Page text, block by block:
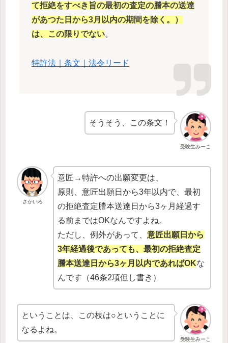
て拒絶をすべき旨の最初の査定の謄本の送達
があつた日から3月以内の期間を除く。）
は、この限りでない。
特許法｜条文｜法令リード
受験生みーこ
そうそう、この条文！
さかいろ
意匠→特許への出願変更は、
原則、意匠出願日から3年以内で、最初
の拒絶査定謄本送達日から3ヶ月経過す
る前まではOKなんですよね。
ただし、例外があって、意匠出願日から
3年経過後であっても、最初の拒絶査定
謄本送達日から3ヶ月以内であればOKな
んです（46条2項但し書き）
受験生みーこ
ということは、この枝は○ということに
なるよね。